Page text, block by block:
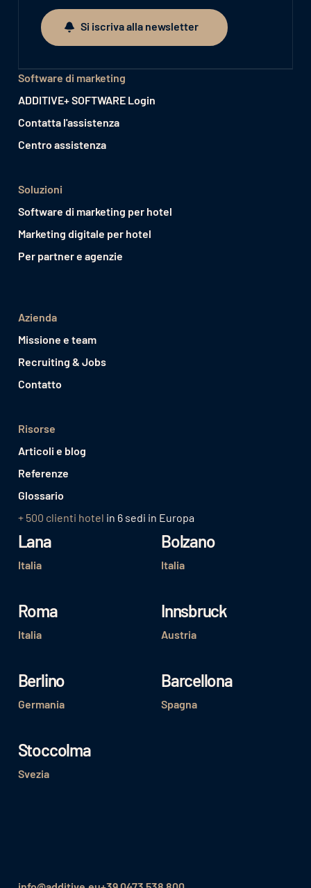
Si iscriva alla newsletter
Si iscriva alla newsletter
Software di marketing
ADDITIVE+ SOFTWARE Login
Contatta l'assistenza
Centro assistenza
Soluzioni
Software di marketing per hotel
Marketing digitale per hotel
Per partner e agenzie
Azienda
Missione e team
Recruiting & Jobs
Contatto
Risorse
Articoli e blog
Referenze
Glossario
+ 500 clienti hotel in 6 sedi in Europa
Lana
Italia
Bolzano
Italia
Roma
Italia
Innsbruck
Austria
Berlino
Germania
Barcellona
Spagna
Stoccolma
Svezia